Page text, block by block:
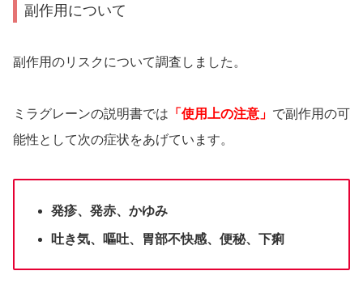
副作用について
副作用のリスクについて調査しました。
ミラグレーンの説明書では 「使用上の注意」 で副作用の可
能性として次の症状をあげています。
発疹、発赤、かゆみ
吐き気、嘔吐、胃部不快感、便秘、下痢